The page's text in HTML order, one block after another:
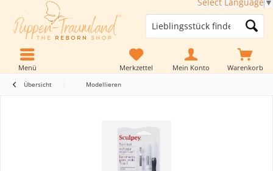
Warenkorb
Merkzettel Mein Konto
Menü
Übersicht Modellieren